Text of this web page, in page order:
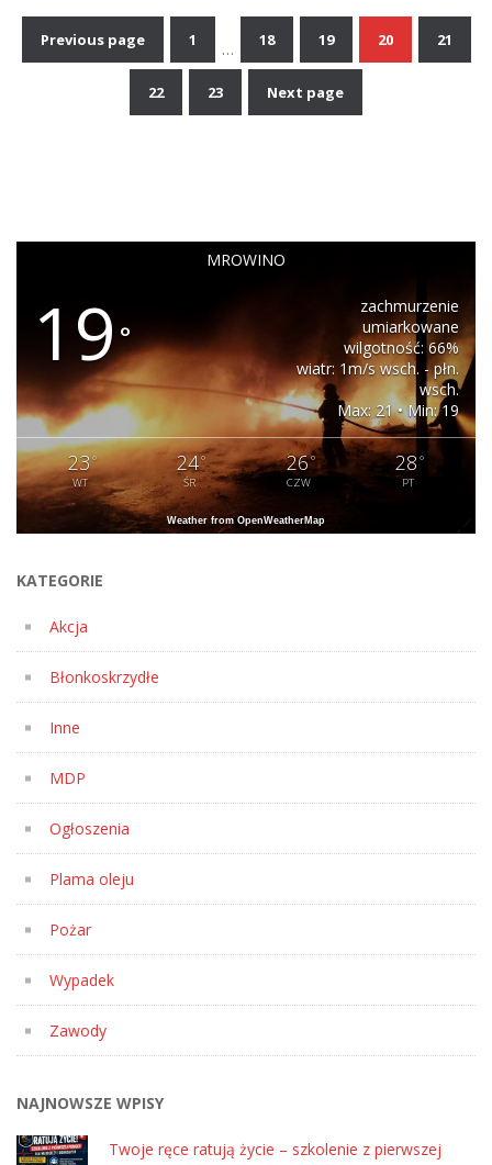
Nawigacja
Previous page 1 … 18 19 20 21
22 23 Next page
MROWINO
19°
zachmurzenie
umiarkowane
wilgotność: 66%
wiatr: 1m/s wsch. - płn.
wsch.
Max: 21 • Min: 19
23°
WT
24°
ŚR
26°
CZW
28 °
PT
Weather from OpenWeatherMap
KATEGORIE
Akcja
Błonkoskrzydłe
Inne
MDP
Ogłoszenia
Plama oleju
Pożar
Wypadek
Zawody
NAJNOWSZE WPISY
Twoje ręce ratują życie – szkolenie z pierwszej